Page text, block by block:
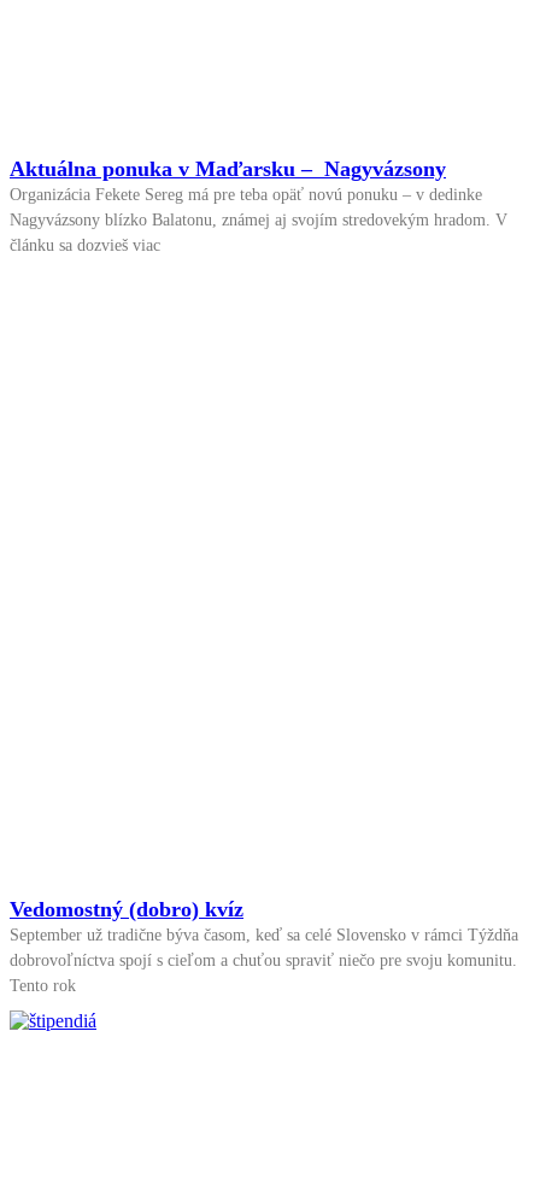
Aktuálna ponuka v Maďarsku – Nagyvázsony
Organizácia Fekete Sereg má pre teba opäť novú ponuku – v dedinke
Nagyvázsony blízko Balatonu, známej aj svojím stredovekým hradom. V
článku sa dozvieš viac
Vedomostný (dobro) kvíz
September už tradične býva časom, keď sa celé Slovensko v rámci Týždňa
dobrovoľníctva spojí s cieľom a chuťou spraviť niečo pre svoju komunitu.
Tento rok